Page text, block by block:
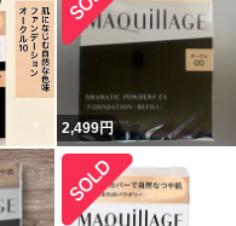
2,499円